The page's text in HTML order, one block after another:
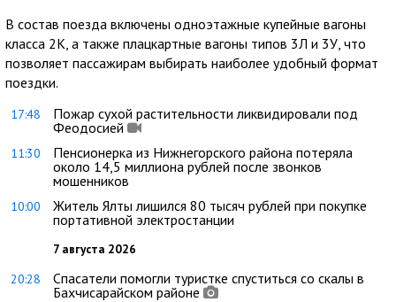
В состав поезда включены одноэтажные купейные вагоны
класса 2К, а также плацкартные вагоны типов 3Л и 3У, что
позволяет пассажирам выбирать наиболее удобный формат
поездки.
17:48
Пожар сухой растительности ликвидировали под
Феодосией
11:30
Пенсионерка из Нижнегорского района потеряла
около 14,5 миллиона рублей после звонков
мошенников
10:00
Житель Ялты лишился 80 тысяч рублей при покупке
портативной электростанции
7 августа 2026
20:28
Спасатели помогли туристке спуститься со скалы в
Бахчисарайском районе